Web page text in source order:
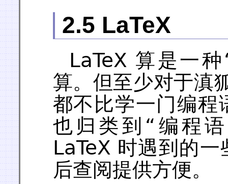
2.5 LaTeX
LaTeX 算是一
算。但至少对于滇
都不比学一门编程
也归类到“编程
LaTeX 时遇到的
后查阅提供方便。